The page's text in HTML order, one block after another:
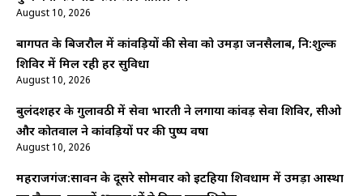
August 10, 2026
बागपत के बिजरौल में कांवड़ियों की सेवा को उमड़ा जनसैलाब, नि:शुल्क
शिविर में मिल रही हर सुविधा
August 10, 2026
बुलंदशहर के गुलावठी में सेवा भारती ने लगाया कांवड़ सेवा शिविर, सीओ
और कोतवाल ने कांवड़ियों पर की पुष्प वर्षा
August 10, 2026
महराजगंज:सावन के दूसरे सोमवार को इटहिया शिवधाम में उमड़ा आस्था